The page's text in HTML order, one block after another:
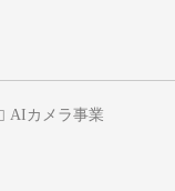
AIカメラ事業